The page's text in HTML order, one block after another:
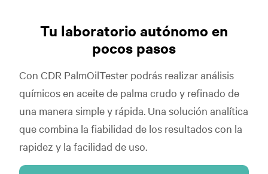
Tu laboratorio autónomo en
pocos pasos
Con CDR PalmOilTester podrás realizar análisis
químicos en aceite de palma crudo y refinado de
una manera simple y rápida. Una solución analítica
que combina la fiabilidad de los resultados con la
rapidez y la facilidad de uso.